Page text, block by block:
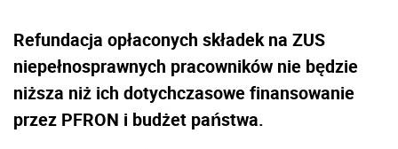
Refundacja opłaconych składek na ZUS
niepełnosprawnych pracowników nie będzie
niższa niż ich dotychczasowe finansowanie
przez PFRON i budżet państwa.